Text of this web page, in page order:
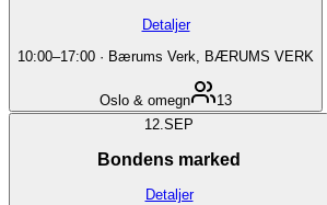
Detaljer
10:00–17:00 · Bærums Verk, BÆRUMS VERK
Oslo & omegn
13
12.SEP
Bondens marked
Detaljer